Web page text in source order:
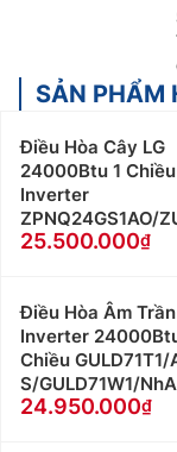
SẢN PHẨM
Điều Hòa Cây LG
24000Btu 1 Chiều
Inverter
ZPNQ24GS1AO/
25.500.000
Điều Hòa Âm
Inverter
Chiều GULD71T1/
S/GULD71W1/
24.950.000